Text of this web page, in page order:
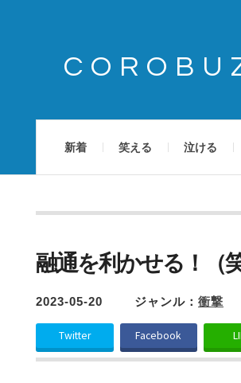
新着 笑える 泣ける
融通を利かせる！（
2023-05-20 ジャンル： 衝撃
Twitter Facebook